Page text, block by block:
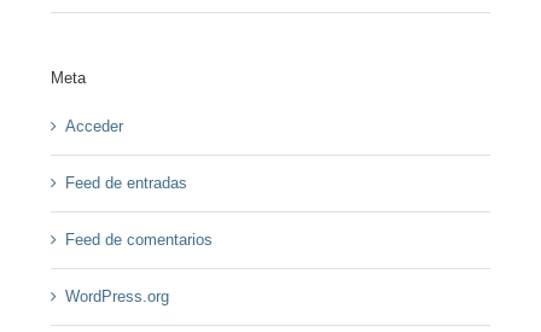
Meta
Acceder
Feed de entradas
Feed de comentarios
WordPress.org